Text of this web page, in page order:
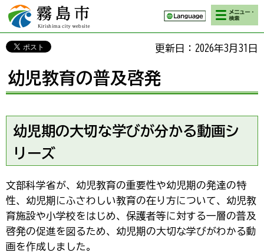
霧島市 Kirishima
city website
検索・メニ
ュー
更新日：2026年3月31日
幼児教育の普及啓発
幼児期の大切な学びが分かる動画シ
リーズ
文部科学省が、幼児教育の重要性や幼児期の発達の特
性、幼児期にふさわしい教育の在り方について、幼児教
育施設や小学校をはじめ、保護者等に対する一層の普及
啓発の促進を図るため、幼児期の大切な学びがわかる動
画を作成しました。